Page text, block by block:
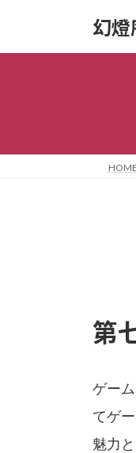
幻燈
HOME
第
ゲー
てゲ
魅力